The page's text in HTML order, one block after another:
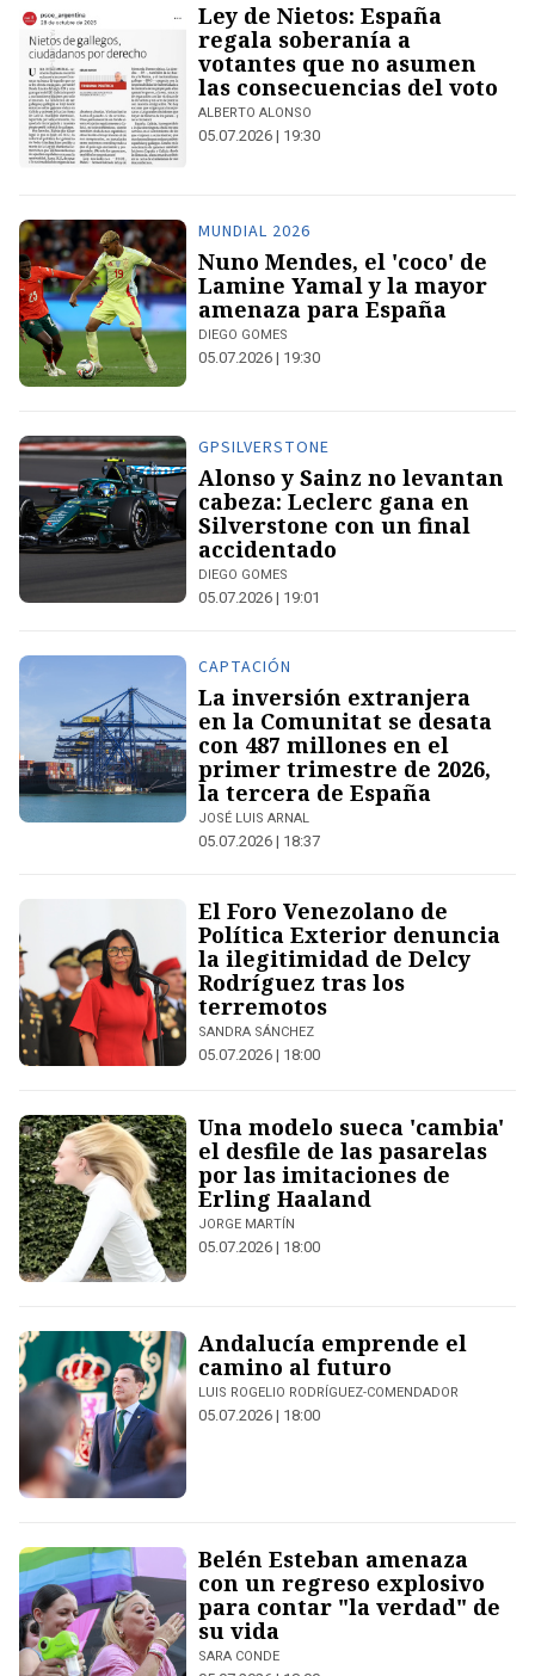
Ley de Nietos: España
regala soberanía a
votantes que no asumen
las consecuencias del voto
ALBERTO ALONSO
05.07.2026 | 19:30
MUNDIAL 2026
Nuno Mendes, el 'coco' de
Lamine Yamal y la mayor
amenaza para España
DIEGO GOMES
05.07.2026 | 19:30
GPSILVERSTONE
Alonso y Sainz no levantan
cabeza: Leclerc gana en
Silverstone con un final
accidentado
DIEGO GOMES
05.07.2026 | 19:01
CAPTACIÓN
La inversión extranjera
en la Comunitat se desata
con 487 millones en el
primer trimestre de 2026,
la tercera de España
JOSÉ LUIS ARNAL
05.07.2026 | 18:37
El Foro Venezolano de
Política Exterior denuncia
la ilegitimidad de Delcy
Rodríguez tras los
terremotos
SANDRA SÁNCHEZ
05.07.2026 | 18:00
Una modelo sueca 'cambia'
el desfile de las pasarelas
por las imitaciones de
Erling Haaland
JORGE MARTÍN
05.07.2026 | 18:00
Andalucía emprende el
camino al futuro
LUIS ROGELIO RODRÍGUEZ-COMENDADOR
05.07.2026 | 18:00
Belén Esteban amenaza
con un regreso explosivo
para contar "la verdad" de
su vida
SARA CONDE